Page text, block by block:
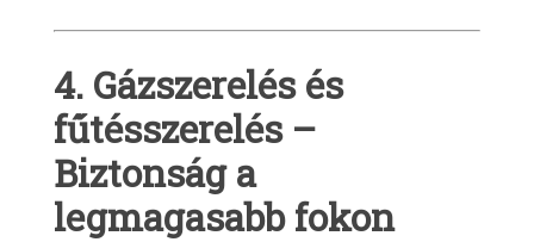
4. Gázszerelés és
fűtésszerelés –
Biztonság a
legmagasabb fokon